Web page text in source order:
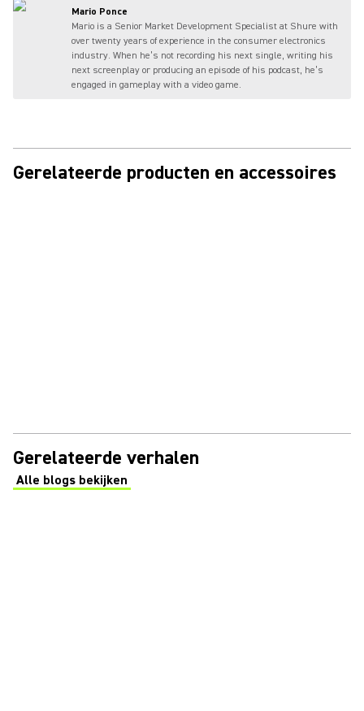
Mario Ponce
Mario is a Senior Market Development Specialist at Shure with
over twenty years of experience in the consumer electronics
industry. When he’s not recording his next single, writing his
next screenplay or producing an episode of his podcast, he’s
engaged in gameplay with a video game.
Gerelateerde producten en accessoires
Gerelateerde verhalen
Alle blogs bekijken
(Opens in a new tab)